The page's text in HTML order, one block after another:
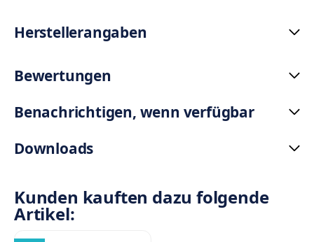
Herstellerangaben
Bewertungen
Benachrichtigen, wenn verfügbar
Downloads
Kunden kauften dazu folgende
Artikel: